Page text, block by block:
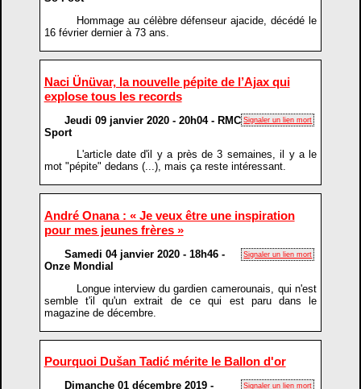
Hommage au célèbre défenseur ajacide, décédé le
16 février dernier à 73 ans.
Naci Ünüvar, la nouvelle pépite de l’Ajax qui
explose tous les records
Signaler un lien mort
Jeudi 09 janvier 2020 - 20h04 - RMC
Sport
L'article date d'il y a près de 3 semaines, il y a le
mot "pépite" dedans (...), mais ça reste intéressant.
André Onana : « Je veux être une inspiration
pour mes jeunes frères »
Signaler un lien mort
Samedi 04 janvier 2020 - 18h46 -
Onze Mondial
Longue interview du gardien camerounais, qui n'est
semble t'il qu'un extrait de ce qui est paru dans le
magazine de décembre.
Pourquoi Dušan Tadić mérite le Ballon d'or
Signaler un lien mort
Dimanche 01 décembre 2019 -